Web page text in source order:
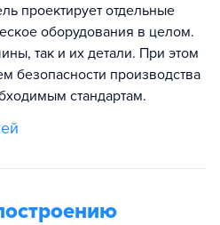
проектирует отдельные
оборудования в целом.
так и их детали. При этом
безопасности производства
стандартам.